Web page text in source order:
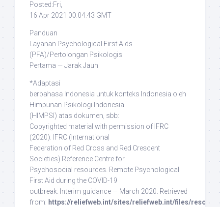
Posted:Fri,
16 Apr 2021 00:04:43 GMT
Panduan
Layanan Psychological First Aids
(PFA)/Pertolongan Psikologis
Pertama — Jarak Jauh
*Adaptasi
berbahasa Indonesia untuk konteks Indonesia oleh
Himpunan Psikologi Indonesia
(HIMPSI) atas dokumen, sbb:
Copyrighted material with permission of IFRC
(2020): IFRC (International
Federation of Red Cross and Red Crescent
Societies) Reference Centre for
Psychosocial resources. Remote Psychological
First Aid during the COVID-19
outbreak. Interim guidance — March 2020. Retrieved
from: https://reliefweb.int/sites/reliefweb.int/files/